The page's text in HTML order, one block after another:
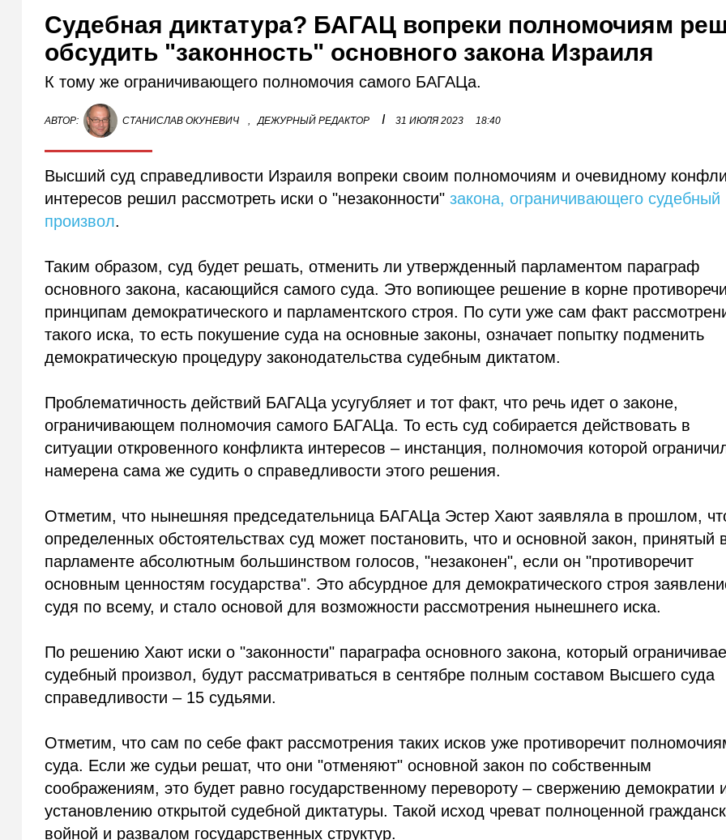
Судебная диктатура? БАГАЦ вопреки полномочиям
обсудить "законность" основного закона Израиля
К тому же ограничивающего полномочия самого БАГАЦа.
АВТОР: СТАНИСЛАВ ОКУНЕВИЧ , ДЕЖУРНЫЙ РЕДАКТОР I 31 ИЮЛЯ 2023 18:40
Высший суд справедливости Израиля вопреки своим полномочиям и очевидному
интересов решил рассмотреть иски о "незаконности"закона, ограничивающего судебный
произвол.
Таким образом, суд будет решать, отменить ли утвержденный парламентом параграф
основного закона, касающийся самого суда. Это вопиющее решение в корне
принципам демократического и парламентского строя. По сути уже сам факт
такого иска, то есть покушение суда на основные законы, означает попытку подменить
демократическую процедуру законодательства судебным диктатом.
Проблематичность действий БАГАЦа усугубляет и тот факт, что речь идет о законе,
ограничивающем полномочия самого БАГАЦа. То есть суд собирается действовать в
ситуации откровенного конфликта интересов – инстанция, полномочия которой
намерена сама же судить о справедливости этого решения.
Отметим, что нынешняя председательница БАГАЦа Эстер Хают заявляла в прошлом,
определенных обстоятельствах суд может постановить, что и основной закон, принятый
парламенте абсолютным большинством голосов, "незаконен", если он "противоречит
основным ценностям государства". Это абсурдное для демократического строя
судя по всему, и стало основой для возможности рассмотрения нынешнего иска.
По решению Хают иски о "законности" параграфа основного закона, который
судебный произвол, будут рассматриваться в сентябре полным составом Высшего суда
справедливости – 15 судьями.
Отметим, что сам по себе факт рассмотрения таких исков уже противоречит
суда. Если же судьи решат, что они "отменяют" основной закон по собственным
соображениям, это будет равно государственному перевороту – свержению демократии
установлению открытой судебной диктатуры. Такой исход чреват полноценной
войной и развалом государственных структур.